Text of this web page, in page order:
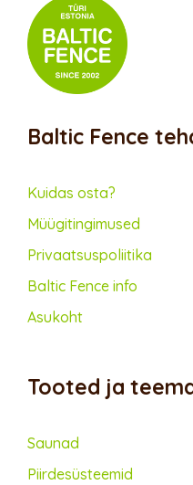
Baltic Fence
Kuidas osta?
Müügitingimused
Privaatsus­poliitika
Baltic Fence info
Asukoht
Tooted ja
Saunad
Piirdesüsteemid